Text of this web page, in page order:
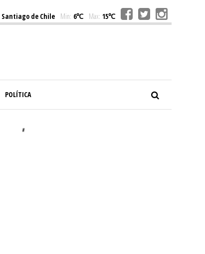
Santiago de Chile Min: 6℃ Max: 15℃
POLÍTICA
#